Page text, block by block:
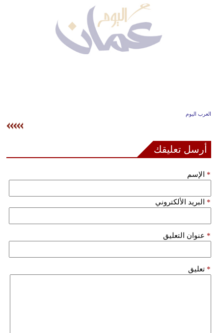
بيئة
أبراج
سيارات
العرب اليوم
أرسل تعليقك
الإسم *
البريد الألكتروني *
عنوان التعليق *
تعليق *